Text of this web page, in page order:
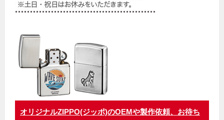
オリジナルZIPPO(ジッポ)のOEMや製作依頼、お待ち